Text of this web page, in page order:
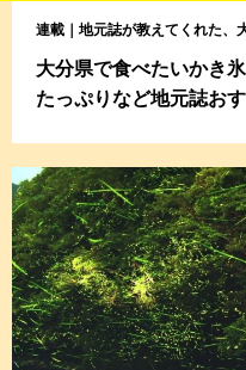
連載｜地元誌が教えてくれた、
大分県で食べたいかき
たっぷりなど地元誌お